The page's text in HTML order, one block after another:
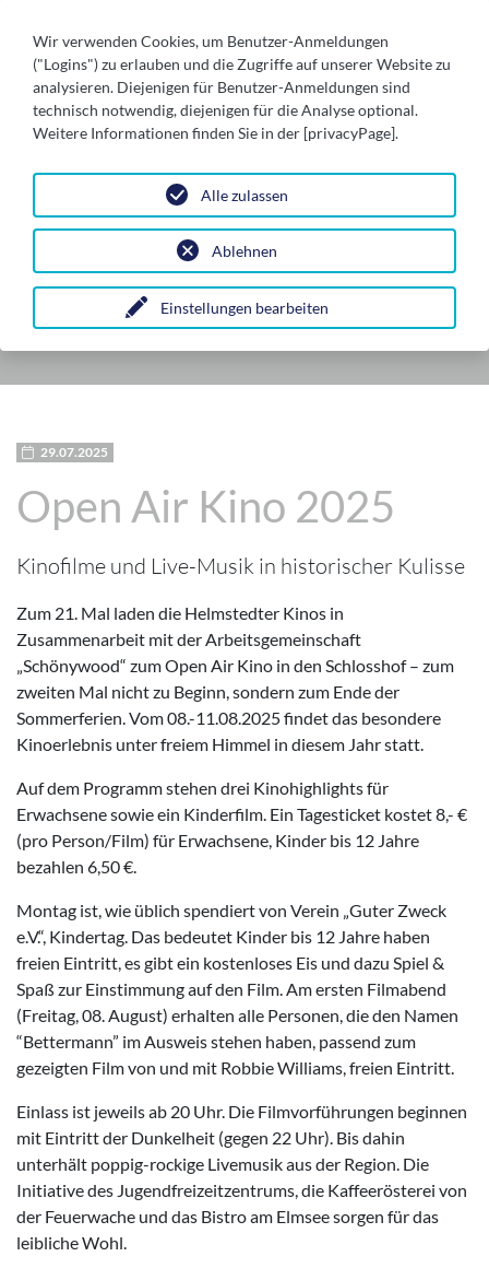
SCHÖNINGEN
29.07.2025
Open Air Kino 2025
Kinofilme und Live-Musik in historischer Kulisse
Zum 21. Mal laden die Helmstedter Kinos in
Zusammenarbeit mit der Arbeitsgemeinschaft
„Schönywood“ zum Open Air Kino in den Schlosshof – zum
zweiten Mal nicht zu Beginn, sondern zum Ende der
Sommerferien. Vom 08.-11.08.2025 findet das besondere
Kinoerlebnis unter freiem Himmel in diesem Jahr statt.
Auf dem Programm stehen drei Kinohighlights für
Erwachsene sowie ein Kinderfilm. Ein Tagesticket kostet 8,- €
(pro Person/Film) für Erwachsene, Kinder bis 12 Jahre
bezahlen 6,50 €.
Montag ist, wie üblich spendiert von Verein „Guter Zweck
e.V.“, Kindertag. Das bedeutet Kinder bis 12 Jahre haben
freien Eintritt, es gibt ein kostenloses Eis und dazu Spiel &
Spaß zur Einstimmung auf den Film. Am ersten Filmabend
(Freitag, 08. August) erhalten alle Personen, die den Namen
“Bettermann” im Ausweis stehen haben, passend zum
gezeigten Film von und mit Robbie Williams, freien Eintritt.
Einlass ist jeweils ab 20 Uhr. Die Filmvorführungen beginnen
mit Eintritt der Dunkelheit (gegen 22 Uhr). Bis dahin
unterhält poppig-rockige Livemusik aus der Region. Die
Initiative des Jugendfreizeitzentrums, die Kaffeerösterei von
der Feuerwache und das Bistro am Elmsee sorgen für das
leibliche Wohl.
Wir verwenden Cookies, um Benutzer-Anmeldungen
("Logins") zu erlauben und die Zugriffe auf unserer Website zu
analysieren. Diejenigen für Benutzer-Anmeldungen sind
technisch notwendig, diejenigen für die Analyse optional.
Weitere Informationen finden Sie in der [privacyPage].
Einstellungen bearbeiten
Ablehnen
Alle zulassen